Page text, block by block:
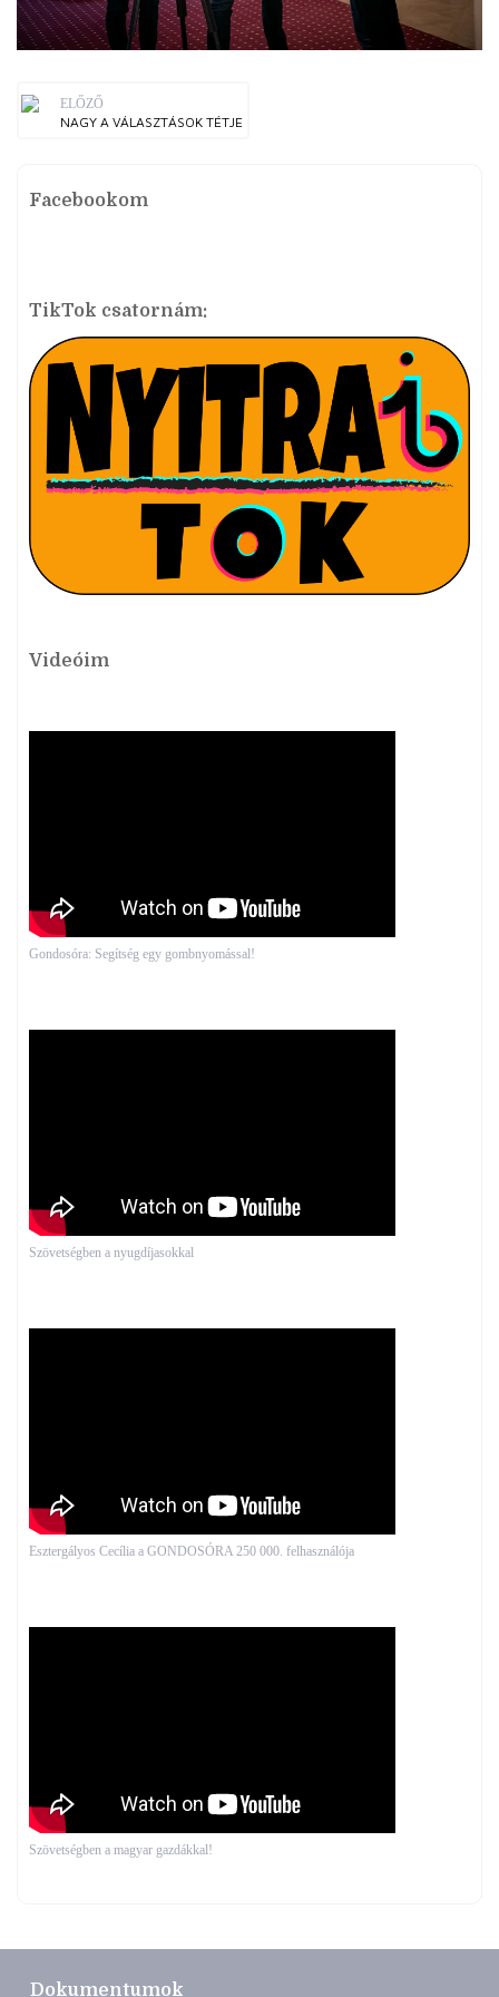
ELŐZŐ
NAGY A VÁLASZTÁSOK TÉTJE
Facebookom
TikTok csatornám:
Videóim
Gondosóra: Segítség egy gombnyomással!
Szövetségben a nyugdíjasokkal
Esztergályos Cecília a GONDOSÓRA 250 000. felhasználója
Szövetségben a magyar gazdákkal!
Dokumentumok